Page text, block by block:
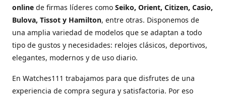
online de firmas líderes como Seiko, Orient, Citizen, Casio,
Bulova, Tissot y Hamilton, entre otras. Disponemos de
una amplia variedad de modelos que se adaptan a todo
tipo de gustos y necesidades: relojes clásicos, deportivos,
elegantes, modernos y de uso diario.
En Watches111 trabajamos para que disfrutes de una
experiencia de compra segura y satisfactoria. Por eso